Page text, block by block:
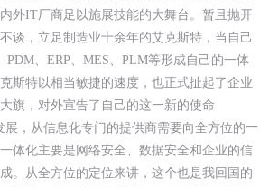
外IT厂商足以施展技能的大舞台。暂且抛开
谈，立足制造业十余年的艾克斯特，当自己
PDM、ERP、MES、PLM等形成自己的一体
斯特以相当敏捷的速度，也正式扯起了企业
旗，对外宣告了自己的这一新的使命
展，从信息化专门的提供商需要向全方位的一
体化主要是网络安全、数据安全和企业的信
。从全方位的定位来讲，这个也是我回国的